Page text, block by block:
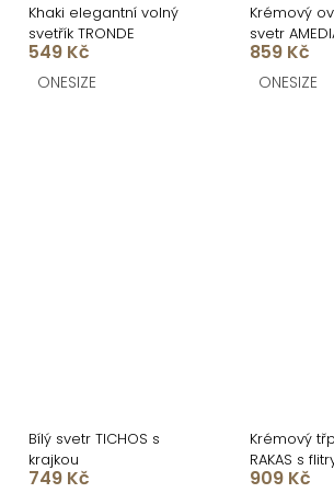
Khaki elegantní volný
svetřík TRONDE
549 Kč
ONESIZE
Krémový
svetr
859 Kč
ONESIZE
Bílý svetr TICHOS s
krajkou
749 Kč
Krémový
RAKAS s
909 Kč